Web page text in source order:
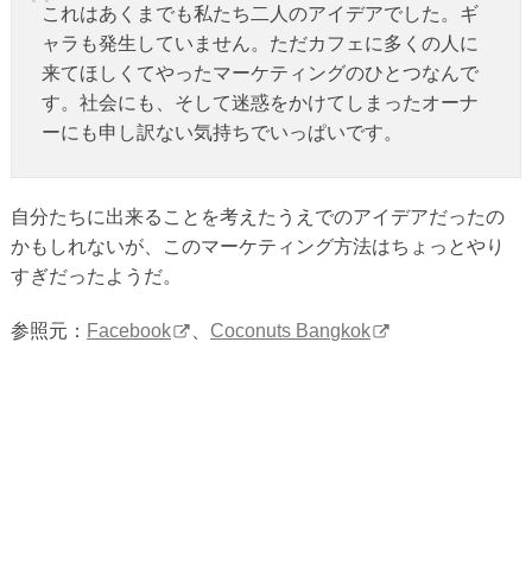
これはあくまでも私たち二人のアイデアでした。ギ
ャラも発生していません。ただカフェに多くの人に
来てほしくてやったマーケティングのひとつなんで
す。社会にも、そして迷惑をかけてしまったオーナ
ーにも申し訳ない気持ちでいっぱいです。
自分たちに出来ることを考えたうえでのアイデアだったの
かもしれないが、このマーケティング方法はちょっとやり
すぎだったようだ。
参照元： Facebook Coconuts Bangkok